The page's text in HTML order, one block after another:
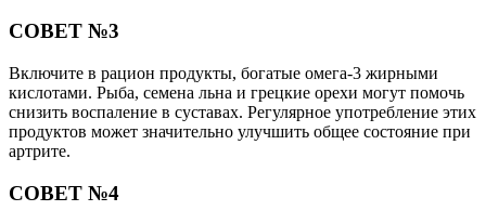
СОВЕТ №3
Включите в рацион продукты, богатые омега-3 жирными
кислотами. Рыба, семена льна и грецкие орехи могут помочь
снизить воспаление в суставах. Регулярное употребление этих
продуктов может значительно улучшить общее состояние при
артрите.
СОВЕТ №4